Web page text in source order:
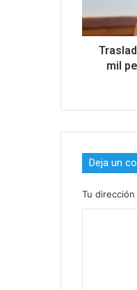
mil
Deja un
Tu